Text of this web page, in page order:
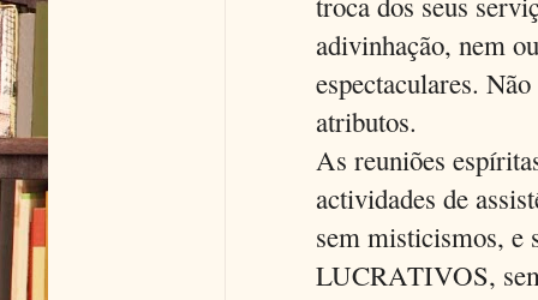
adivinhação, nem
espectaculares.
atributos.
As reuniões
actividades de
sem misticismos,
LUCRATIVOS,